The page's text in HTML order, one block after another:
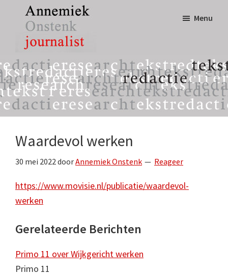
inhoud
eerste
sidebar
Annemiek
Onstenk
Journalist
tekst,
redactie
&
research
Menu
Waardevol werken
30 mei 2022doorAnnemiek Onstenk Reageer
https://www.movisie.nl/publicatie/waardevol-
werken
Gerelateerde Berichten
Primo 11 over Wijkgericht werken
Primo 11